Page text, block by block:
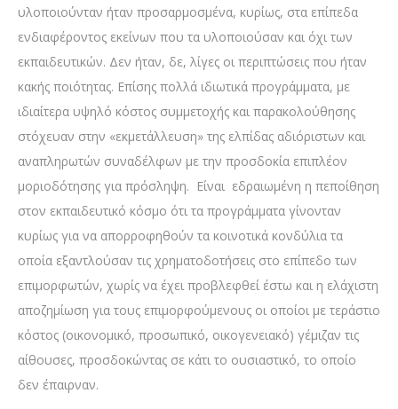
υλοποιούνταν ήταν προσαρμοσμένα, κυρίως, στα επίπεδα
ενδιαφέροντος εκείνων που τα υλοποιούσαν και όχι των
εκπαιδευτικών. Δεν ήταν, δε, λίγες οι περιπτώσεις που ήταν
κακής ποιότητας. Επίσης πολλά ιδιωτικά προγράμματα, με
ιδιαίτερα υψηλό κόστος συμμετοχής και παρακολούθησης
στόχευαν στην «εκμετάλλευση» της ελπίδας αδιόριστων και
αναπληρωτών συναδέλφων με την προσδοκία επιπλέον
μοριοδότησης για πρόσληψη. Είναι εδραιωμένη η πεποίθηση
στον εκπαιδευτικό κόσμο ότι τα προγράμματα γίνονταν
κυρίως για να απορροφηθούν τα κοινοτικά κονδύλια τα
οποία εξαντλούσαν τις χρηματοδοτήσεις στο επίπεδο των
επιμορφωτών, χωρίς να έχει προβλεφθεί έστω και η ελάχιστη
αποζημίωση για τους επιμορφούμενους οι οποίοι με τεράστιο
κόστος (οικονομικό, προσωπικό, οικογενειακό) γέμιζαν τις
αίθουσες, προσδοκώντας σε κάτι το ουσιαστικό, το οποίο
δεν έπαιρναν.